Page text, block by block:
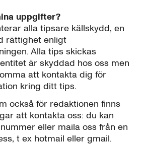
uppgifter?
alla tipsare källskydd, en
rättighet enligt
Alla tips skickas
är skyddad hos oss men
att kontakta dig för
kring ditt tips.
också för redaktionen finns
att kontakta oss: du kan
eller maila oss från en
t ex hotmail eller gmail.